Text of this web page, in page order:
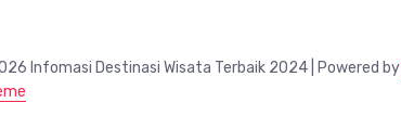
Infomasi Destinasi Wisata Terbaik 2024 | Powered by